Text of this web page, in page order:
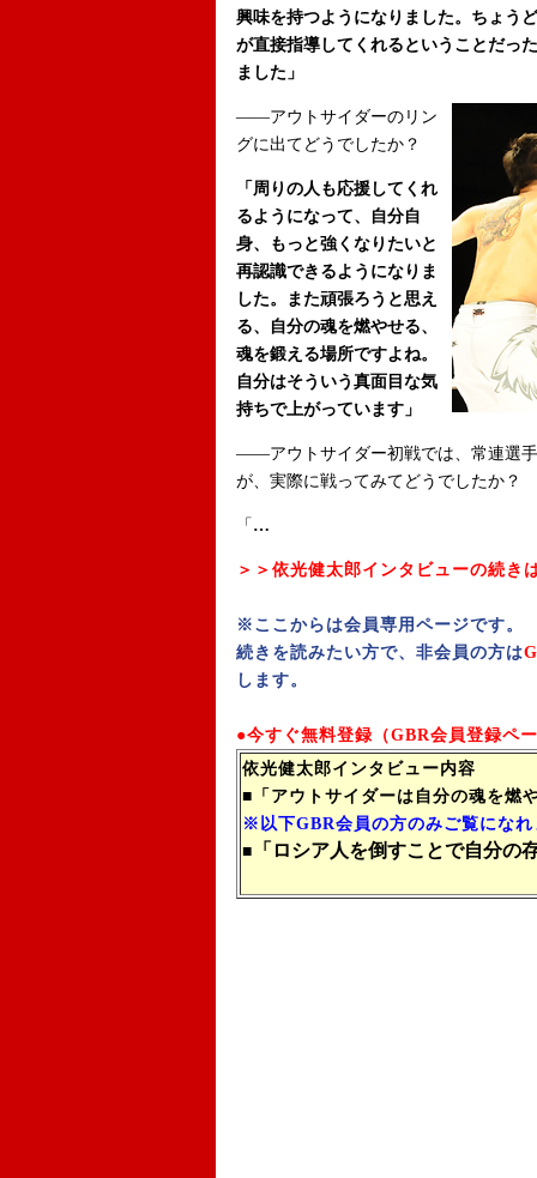
興味を持つようになりました。ちょう
が直接指導してくれるということだっ
ました」
――アウトサイダーのリン
グに出てどうでしたか？
「周りの人も応援してくれ
るようになって、自分自
身、もっと強くなりたいと
再認識できるようになりま
した。また頑張ろうと思え
る、自分の魂を燃やせる、
魂を鍛える場所ですよね。
自分はそういう真面目な気
持ちで上がっています」
――アウトサイダー初戦では、常連選
が、実際に戦ってみてどうでしたか？
「 …
＞＞依光健太郎インタビューの続き
※ここからは会員専用ページです。
続きを読みたい方で、非会員の方は
します。
●今すぐ無料登録（GBR会員登録ペ
依光健太郎インタビュー内容
■「アウトサイダーは自分の魂を燃
※以下GBR会員の方のみご覧になれ
■
「ロシア人を倒すことで自分の